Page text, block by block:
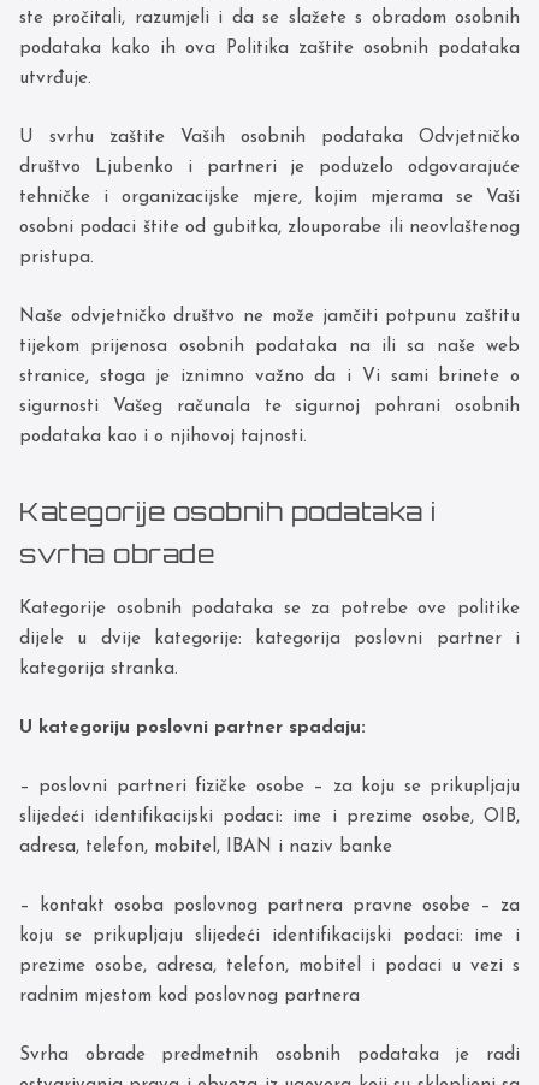
ste pročitali, razumjeli i da se slažete s obradom osobnih
podataka kako ih ova Politika zaštite osobnih podataka
utvrđuje.
U svrhu zaštite Vaših osobnih podataka Odvjetničko
društvo Ljubenko i partneri je poduzelo odgovarajuće
tehničke i organizacijske mjere, kojim mjerama se Vaši
osobni podaci štite od gubitka, zlouporabe ili neovlaštenog
pristupa.
Naše odvjetničko društvo ne može jamčiti potpunu zaštitu
tijekom prijenosa osobnih podataka na ili sa naše web
stranice, stoga je iznimno važno da i Vi sami brinete o
sigurnosti Vašeg računala te sigurnoj pohrani osobnih
podataka kao i o njihovoj tajnosti.
Kategorije osobnih podataka i
svrha obrade
Kategorije osobnih podataka se za potrebe ove politike
dijele u dvije kategorije: kategorija poslovni partner i
kategorija stranka.
U kategoriju poslovni partner spadaju:
– poslovni partneri fizičke osobe – za koju se prikupljaju
slijedeći identifikacijski podaci: ime i prezime osobe, OIB,
adresa, telefon, mobitel, IBAN i naziv banke
– kontakt osoba poslovnog partnera pravne osobe – za
koju se prikupljaju slijedeći identifikacijski podaci: ime i
prezime osobe, adresa, telefon, mobitel i podaci u vezi s
radnim mjestom kod poslovnog partnera
Svrha obrade predmetnih osobnih podataka je radi